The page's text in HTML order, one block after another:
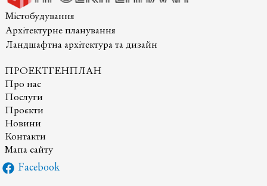
документація?
Містобудування
Архітектурне планування
Ландшафтна архітектура та дизайн
ПРОЕКТГЕНПЛАН
Про нас
Послуги
Проєкти
Новини
Контакти
Мапа сайту
Facebook